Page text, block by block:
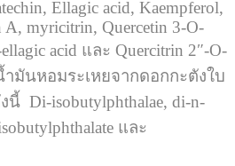
Ellagic acid, Kaempferol,
A, myricitrin, Quercetin 3-O-
acid และ Quercitrin 2″-O-
มันหอมระเหยจากดอกกะตังใบ
Di-isobutylphthalae, di-n-
และ